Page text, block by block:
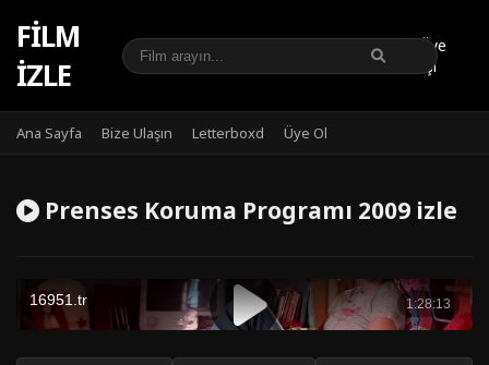
FILM
IZLE
Üye
Girişi
Ana Sayfa Bize Ulaşın Letterboxd Üye Ol
Prenses Koruma Programı 2009 izle